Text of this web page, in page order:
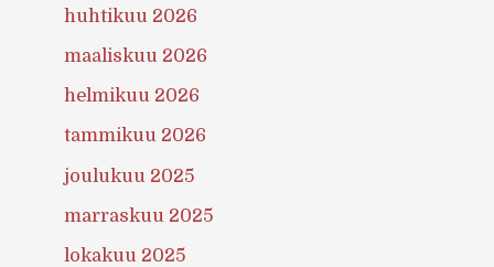
huhtikuu 2026
maaliskuu 2026
helmikuu 2026
tammikuu 2026
joulukuu 2025
marraskuu 2025
lokakuu 2025